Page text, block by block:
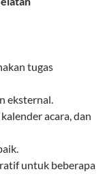
tugas
eksternal.
acara, dan
untuk beberapa